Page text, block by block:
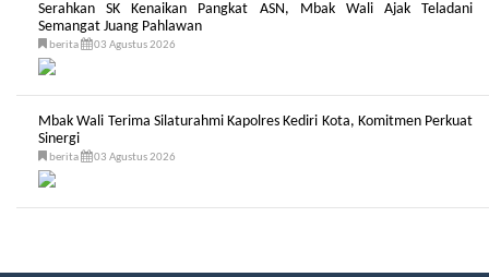
Serahkan SK Kenaikan Pangkat ASN, Mbak Wali Ajak Teladani
Semangat Juang Pahlawan
berita 03 Agustus 2026
Mbak Wali Terima Silaturahmi Kapolres Kediri Kota, Komitmen Perkuat
Sinergi
berita 03 Agustus 2026